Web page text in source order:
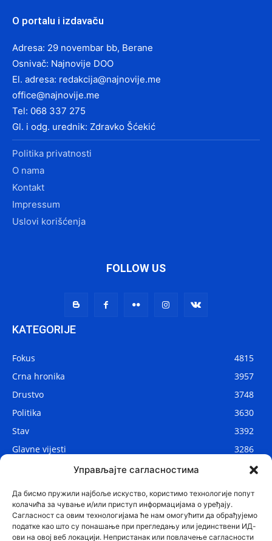
Управљајте сагласностима
Да бисмо пружили најбоље искуство, користимо технологије попут
колачића за чување и/или приступ информацијама о уређају.
Сагласност са овим технологијама ће нам омогућити да обрађујемо
податке као што су понашање при прегледању или јединствени ИД-
ови на овој веб локацији. Непристанак или повлачење сагласности
O portalu i izdavaču
Adresa: 29 novembar bb, Berane
Osnivač: Najnovije DOO
El. adresa: redakcija@najnovije.me
office@najnovije.me
Tel: 068 337 275
Gl. i odg. urednik: Zdravko Šćekić
Politika privatnosti
O nama
Kontakt
Impressum
Uslovi korišćenja
FOLLOW US
KATEGORIJE
Fokus
4815
Crna hronika
3957
Drustvo
3748
Politika
3630
Stav
3392
Glavne vijesti
3286
2908